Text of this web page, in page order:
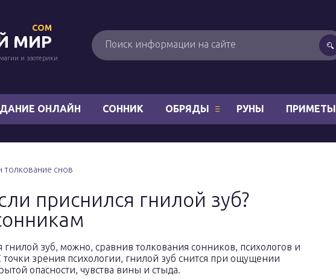
МИР
COM
и эзотерики
ОНЛАЙН СОННИК ОБРЯДЫ РУНЫ ПРИМЕТЫ
толкование снов
приснился гнилой зуб?
гнилой зуб, можно, сравнив толкования сонников, психологов и
зрения психологии, гнилой зуб снится при ощущении
опасности, чувства вины и стыда.